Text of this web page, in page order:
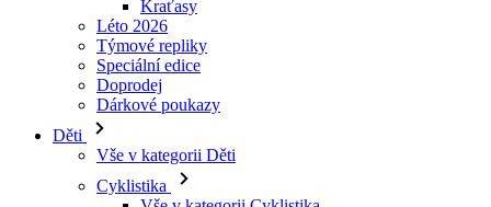
Kraťasy
Léto 2026
Týmové repliky
Speciální edice
Doprodej
Dárkové poukazy
Děti
Vše v kategorii Děti
Cyklistika